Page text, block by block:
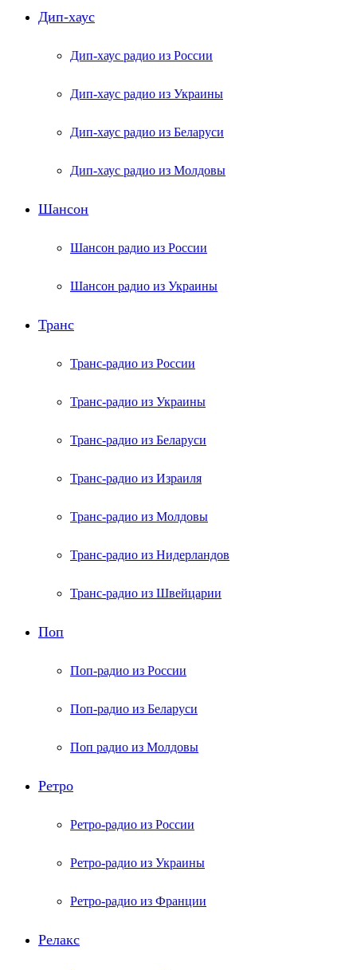
Дип-хаус
Дип-хаус радио из России
Дип-хаус радио из Украины
Дип-хаус радио из Беларуси
Дип-хаус радио из Молдовы
Шансон
Шансон радио из России
Шансон радио из Украины
Транс
Транс-радио из России
Транс-радио из Украины
Транс-радио из Беларуси
Транс-радио из Израиля
Транс-радио из Молдовы
Транс-радио из Нидерландов
Транс-радио из Швейцарии
Поп
Поп-радио из России
Поп-радио из Беларуси
Поп радио из Молдовы
Ретро
Ретро-радио из России
Ретро-радио из Украины
Ретро-радио из Франции
Релакс